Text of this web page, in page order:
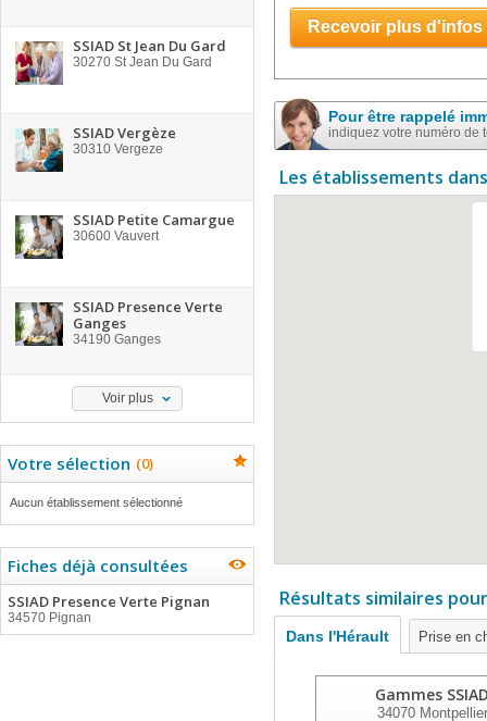
SSIAD St Jean Du Gard
30270 St Jean Du Gard
SSIAD Vergèze
30310 Vergeze
SSIAD Petite Camargue
30600 Vauvert
SSIAD Presence Verte
Ganges
34190 Ganges
Voir plus
Votre sélection (0)
Aucun établissement sélectionné
Fiches déjà consultées
SSIAD Presence Verte Pignan
34570 Pignan
Recevoir plus d'infos
Pour être rappelé
indiquez votre numéro de
Les établissements
Résultats similaires
Dans l'Hérault Prise en
Gammes
34070Montpellier